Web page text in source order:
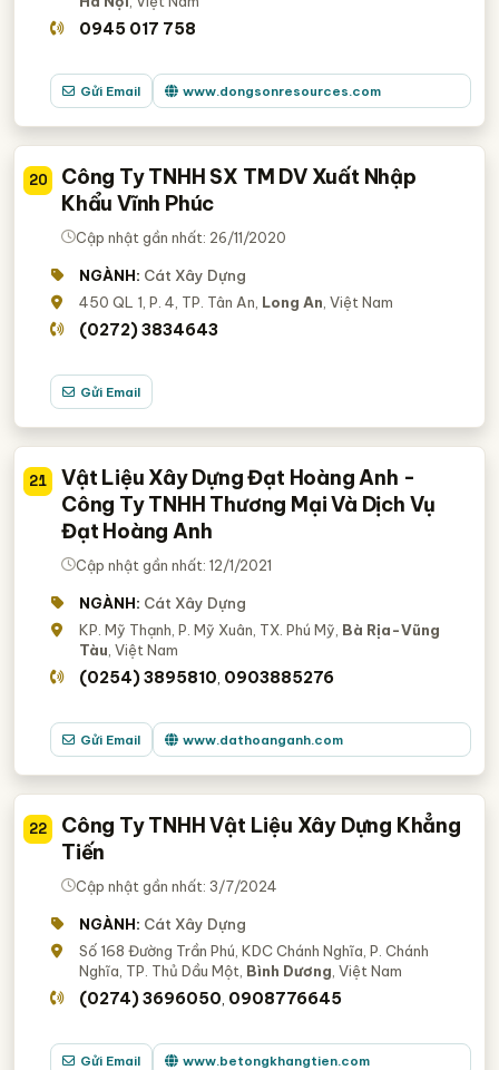
0945 017 758
Gửi Email www.dongsonresources.com
20
Công Ty TNHH SX TM DV Xuất Nhập
Khẩu Vĩnh Phúc
Cập nhật gần nhất: 26/11/2020
NGÀNH: Cát Xây Dựng
450 QL 1, P. 4, TP. Tân An, Long An , Việt Nam
(0272) 3834643
Gửi Email
21
Vật Liệu Xây Dựng Đạt Hoàng Anh -
Công Ty TNHH Thương Mại Và Dịch Vụ
Đạt Hoàng Anh
Cập nhật gần nhất: 12/1/2021
NGÀNH: Cát Xây Dựng
KP. Mỹ Thạnh, P. Mỹ Xuân, TX. Phú Mỹ, Bà Rịa-Vũng
Tàu , Việt Nam
(0254) 3895810 0903885276
Gửi Email www.dathoanganh.com
22
Công Ty TNHH Vật Liệu Xây Dựng Khẳng
Tiến
Cập nhật gần nhất: 3/7/2024
NGÀNH: Cát Xây Dựng
Số 168 Đường Trần Phú, KDC Chánh Nghĩa, P. Chánh
Nghĩa, TP. Thủ Dầu Một, Bình Dương , Việt Nam
(0274) 3696050 0908776645
Gửi Email www.betongkhangtien.com